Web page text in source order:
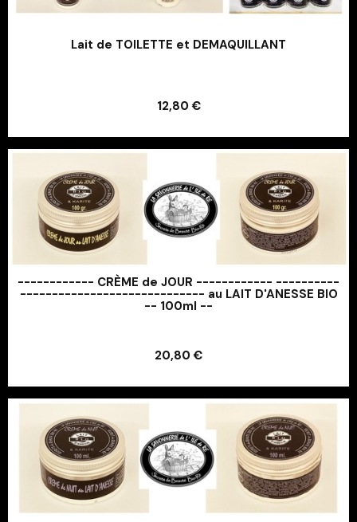
Lait de TOILETTE et DEMAQUILLANT
12,80 €
Ajouter au panier
------------ CRÈME de JOUR ------------ ----------
----------------------------- au LAIT D'ANESSE BIO
-- 100ml --
20,80 €
Ajouter au panier